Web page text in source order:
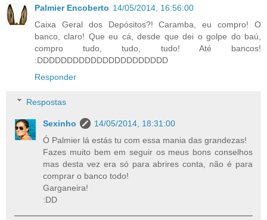
Palmier Encoberto 14/05/2014, 16:56:00
Caixa Geral dos Depósitos?! Caramba, eu compro! O
banco, claro! Que eu cá, desde que dei o golpe do baú,
compro tudo, tudo, tudo! Até bancos!
:DDDDDDDDDDDDDDDDDDDDDD
Responder
Respostas
Sexinho
14/05/2014, 18:31:00
Ó Palmier lá estás tu com essa mania das grandezas!
Fazes muito bem em seguir os meus bons conselhos
mas desta vez era só para abrires conta, não é para
comprar o banco todo!
Garganeira!
:DD